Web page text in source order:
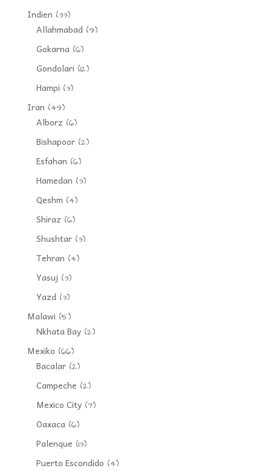
Indien (33)
Allahmabad(9)
Gokarna(6)
Gondolari (12)
Hampi (3)
Iran (49)
Alborz (6)
Bishapoor(2)
Esfahan (6)
Hamedan (3)
Qeshm (4)
Shiraz (6)
Shushtar(3)
Tehran (4)
Yasuj (3)
Yazd(3)
Malawi (5)
Nkhata Bay(2)
Mexiko (66)
Bacalar(2)
Campeche (2)
Mexico City(7)
Oaxaca(6)
Palenque (13)
Puerto Escondido (4)